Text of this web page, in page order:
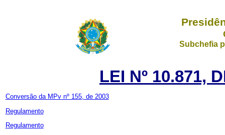
Subchefia
LEI Nº 10.871,
Conversão da MPv nº 155, de 2003
Regulamento
Regulamento